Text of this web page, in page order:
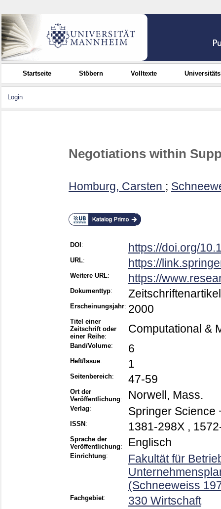
Startseite Stöbern Volltexte
Login
Negotiations within
Homburg, Carsten ;
DOI : https://doi.org/
URL: https://
Weitere URL: https://
Dokumenttyp: Zeitschriftenartikel
Erscheinungsjahr: 2000
Titel einer
Zeitschrift oder
einer Reihe:
Computational &
Band/Volume: 6
Heft/Issue: 1
Seitenbereich: 47-59
Ort der
Veröffentlichung: Norwell, Mass.
Verlag: Springer Science
ISSN : 1381-298X ,
Sprache der
Veröffentlichung: Englisch
Einrichtung:
Fakultät für
(Schneeweiss
Fachgebiet: 330 Wirtschaft